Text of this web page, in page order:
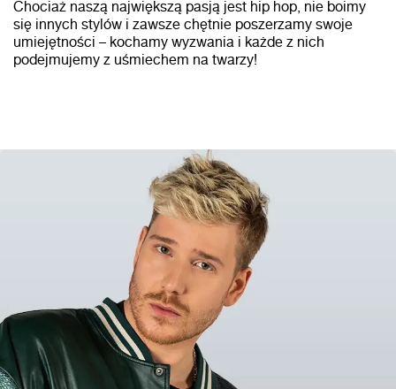
Chociaż naszą największą pasją jest hip hop, nie boimy
się innych stylów i zawsze chętnie poszerzamy swoje
umiejętności – kochamy wyzwania i każde z nich
podejmujemy z uśmiechem na twarzy!